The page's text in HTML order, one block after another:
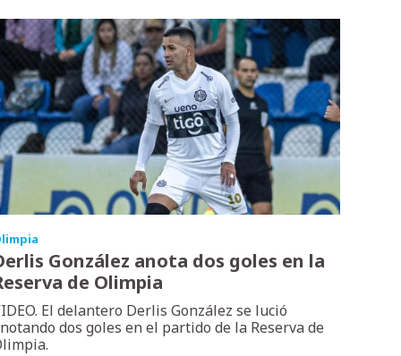
González anota dos goles en la
de Olimpia
El delantero Derlis González se lució
dos goles en el partido de la Reserva de